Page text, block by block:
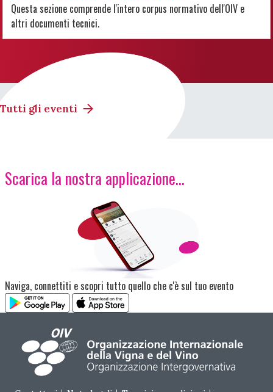
Questa sezione comprende l'intero corpus normativo dell'OIV e
altri documenti tecnici.
Tutti gli eventi
Scarica la nostra applicazione...
Immagine
Naviga, connettiti e scopri tutto quello che c'è sul tuo evento